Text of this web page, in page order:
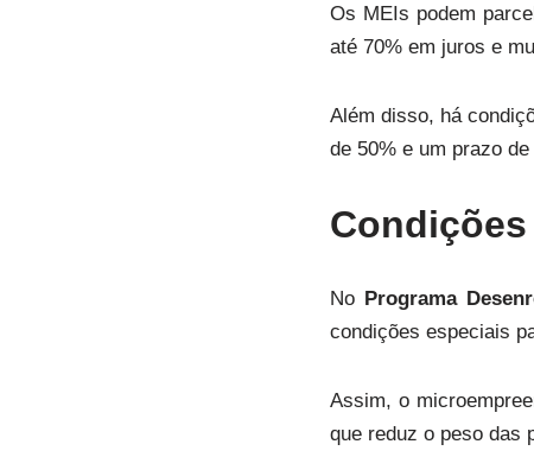
Os MEIs podem
até 70% em juros e
Além disso, há
de 50% e um prazo
No Programa
condições especiais
Assim, o
que reduz o peso das